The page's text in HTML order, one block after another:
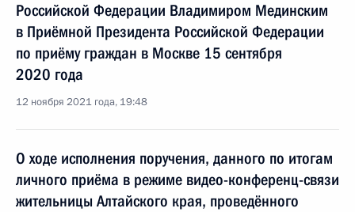
Российской Федерации Владимиром Мединским
в Приёмной Президента Российской Федерации
по приёму граждан в Москве 15 сентября
2020 года
12 ноября 2021 года, 19:48
О ходе исполнения поручения, данного по итогам
личного приёма в режиме видео-конференц-связи
жительницы Алтайского края, проведённого